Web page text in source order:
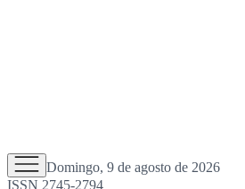
Domingo, 9 de agosto de 2026
ISSN 2745-2794